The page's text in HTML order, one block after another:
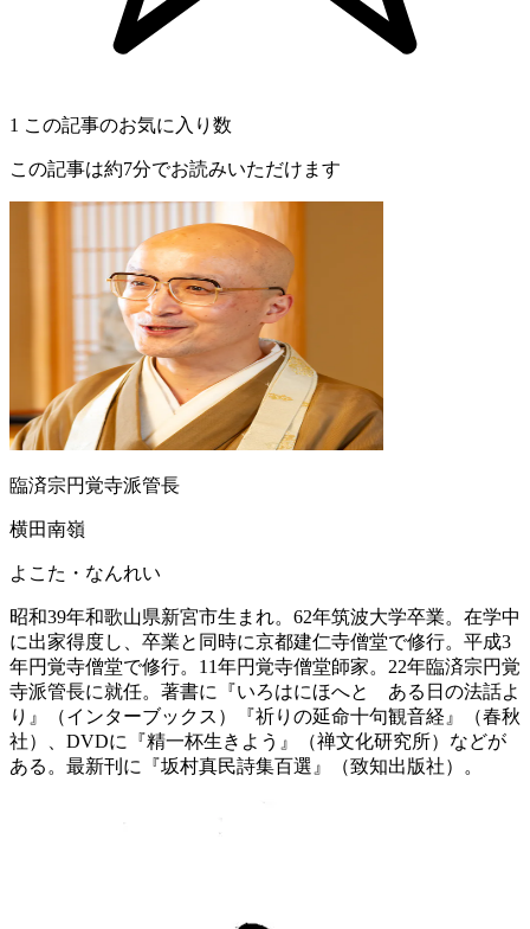
1 この記事のお気に入り数
この記事は約7分でお読みいただけます
臨済宗円覚寺派管長
横田南嶺
よこた・なんれい
昭和39年和歌山県新宮市生まれ。62年筑波大学卒業。在学中
に出家得度し、卒業と同時に京都建仁寺僧堂で修行。平成3
年円覚寺僧堂で修行。11年円覚寺僧堂師家。22年臨済宗円覚
寺派管長に就任。著書に『いろはにほへと ある日の法話よ
り』（インターブックス）『祈りの延命十句観音経』（春秋
社）、DVDに『精一杯生きよう』（禅文化研究所）などが
ある。最新刊に『坂村真民詩集百選』（致知出版社）。